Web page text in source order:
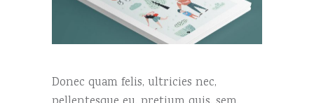
Donec quam felis, ultricies nec,